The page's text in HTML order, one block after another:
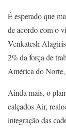
É esperado que
de acordo com o
Venkatesh
2% da força de
América do
Ainda mais, o
calçados Air,
integração das